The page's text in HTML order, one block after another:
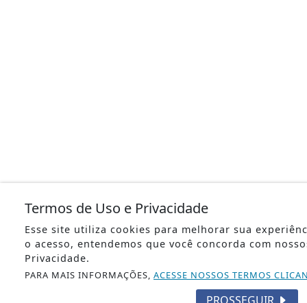
Termos de Uso e Privacidade
Esse site utiliza cookies para melhorar sua
o acesso, entendemos que você concorda com
Privacidade.
PARA MAIS INFORMAÇÕES, ACESSE NOSSOS TERMOS